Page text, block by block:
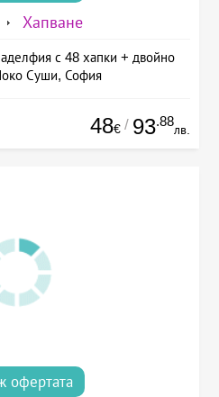
Хапване
с 48 хапки + двойно
Суши, София
48€ / 93.88
лв.
офертата